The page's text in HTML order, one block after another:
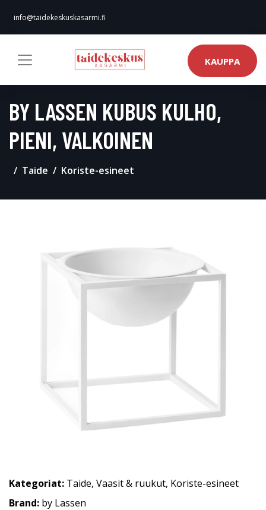
info@taidekeskuskasarmi.fi
KAUPPA
BY LASSEN KUBUS KULHO,
PIENI, VALKOINEN
Taide Koriste-esineet
Kategoriat: Taide, Vaasit & ruukut, Koriste-esineet
Brand: by Lassen